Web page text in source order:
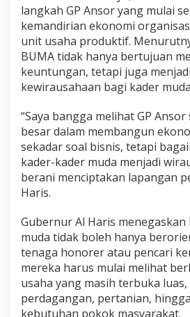
A
l
H
a
r
s
R
s
m
i
k
a
n
A
,
S
a
p
G
langkah GP Ansor yang mulai
kemandirian ekonomi
unit usaha produktif.
BUMA tidak hanya bertujuan
keuntungan, tetapi juga
kewirausahaan bagi kader
“Saya bangga melihat GP
besar dalam membangun
sekadar soal bisnis, tetapi
kader-kader muda menjadi
berani menciptakan lapangan
Haris.
Gubernur Al Haris menegaskan
muda tidak boleh hanya
tenaga honorer atau pencari
mereka harus mulai melihat
usaha yang masih terbuka
perdagangan, pertanian,
kebutuhan pokok masyarakat.